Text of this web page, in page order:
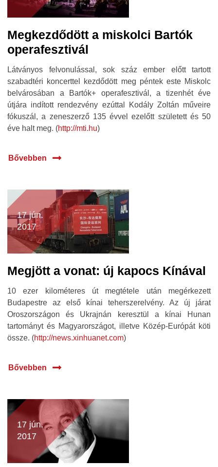
Megkezdődött a miskolci Bartók
operafesztivál
Látványos felvonulással, sok száz ember előtt tartott
szabadtéri koncerttel kezdődött meg péntek este Miskolc
belvárosában a Bartók+ operafesztivál, a tizenhét éve
útjára indított rendezvény ezúttal Kodály Zoltán műveire
fókuszál, a zeneszerző 135 évvel ezelőtt született és 50
éve halt meg. (http://mti.hu)
Bővebben
17 jún.
2017
Megjött a vonat: új kapocs Kínával
10 ezer kilométeres út megtétele után megérkezett
Budapestre az első kínai teherszerelvény. Az új járat
Oroszországon és Ukrajnán keresztül a kínai Hunan
tartományt és Magyarországot, illetve Közép-Európát köti
össze. (http://news.xinhuanet.com)
Bővebben
17 jún.
2017